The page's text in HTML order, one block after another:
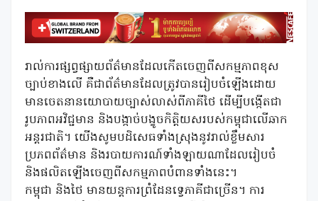
រាល់ការផ្សព្វផ្សាយព័ត៌មានដែលកើតចេញពីសកម្មភាពខុស
ច្បាប់ខាងលើ គឺជាព័ត៌មានដែលត្រូវបានរៀបចំឡើងដោយ
មានចេតនានយោបាយច្បាស់លាស់ពីភាគីថៃ ដើម្បីបង្កើតជា
រូបភាពអវិជ្ជមាន និងបង្កាច់បង្ខូចកិត្តិយសរបស់កម្ពុជាលើឆាក
អន្តរជាតិ។ យើងសូមបដិសេធទាំងស្រុងនូវរាល់ខ្លឹមសារ
ប្រភពព័ត៌មាន និងរបាយការណ៍ទាំងឡាយណាដែលរៀបចំ
និងផលិតឡើងចេញពីសកម្មភាពបំពានទាំងនេះ។
កម្ពុជា និងថៃ មានយន្តការព្រំដែនទ្វេភាគីជាច្រើន។ ការ